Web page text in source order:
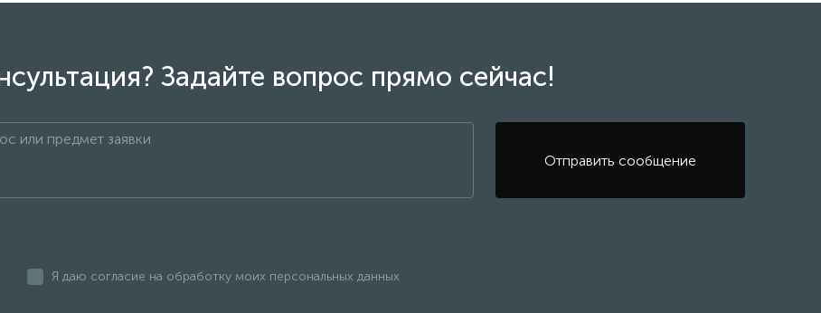
шины теплого пола, далее ток проходит по серебряной пасте к графиту. При прохождении электричества по
от пленочного теплого пола схоже с теплом от солнца (инфракрасный спектр), положительно влияет на
Задайте вопрос прямо сейчас!
Отправить сообщение
Я даю согласие на обработку моих персональных данных